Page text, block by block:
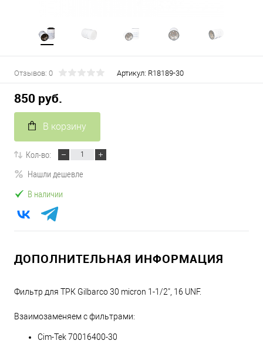
Отзывов: 0 Артикул: R18189-30
850 руб.
В корзину
Кол-во:
Нашли дешевле
В наличии
ДОПОЛНИТЕЛЬНАЯ ИНФОРМАЦИЯ
Фильтр для ТРК Gilbarco 30 micron 1-1/2", 16 UNF.
Взаимозаменяем с фильтрами:
Cim-Tek 70016400-30